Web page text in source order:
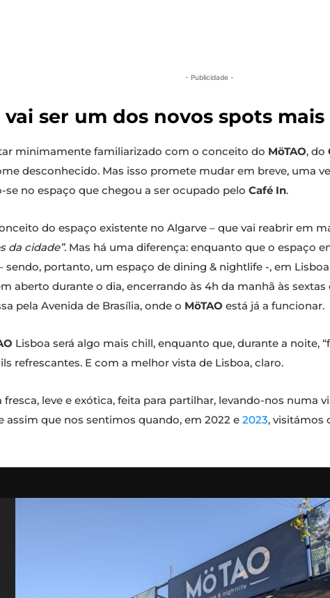
- Publicidade -
vai ser um dos novos spots
minimamente familiarizado com o conceito do MöTAO, do
desconhecido. Mas isso promete mudar em breve, uma
se no espaço que chegou a ser ocupado pelo Café In.
do espaço existente no Algarve – que vai reabrir em
da cidade”. Mas há uma diferença: enquanto que o espaço
sendo, portanto, um espaço de dining & nightlife -, em
aberto durante o dia, encerrando às 4h da manhã às
pela Avenida de Brasília, onde o MöTAO está já a funcionar.
Lisboa será algo mais chill, enquanto que, durante a noite,
refrescantes. E com a melhor vista de Lisboa, claro.
leve e exótica, feita para partilhar, levando-nos numa
assim que nos sentimos quando, em 2022 e 2023, visitámos